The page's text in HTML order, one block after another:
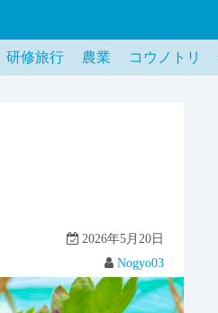
研修旅行 農業 コウノトリ
2026年5月20日
Nogyo03